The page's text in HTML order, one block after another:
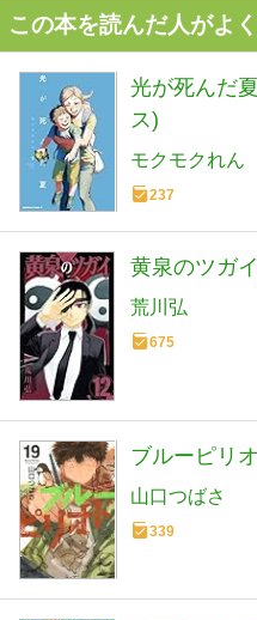
この本を読んだ人がよ
光が死んだ
ス)
モクモクれん
237
黄泉のツガ
荒川弘
675
ブルーピリ
山口つばさ
339